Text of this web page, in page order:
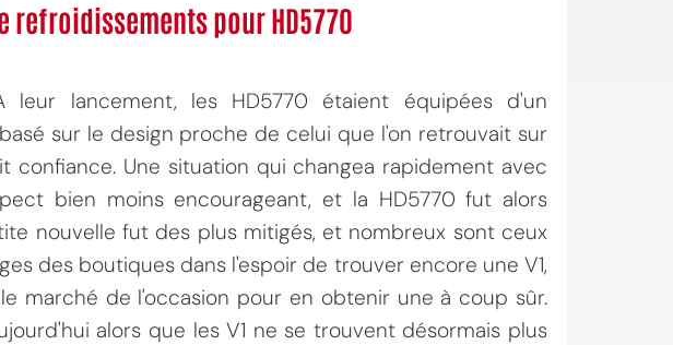
refroidissements pour HD5770
leur lancement, les HD5770 étaient équipées d'un
sur le design proche de celui que l'on retrouvait sur
confiance. Une situation qui changea rapidement avec
bien moins encourageant, et la HD5770 fut alors
nouvelle fut des plus mitigés, et nombreux sont ceux
des boutiques dans l'espoir de trouver encore une V1,
marché de l'occasion pour en obtenir une à coup sûr.
alors que les V1 ne se trouvent désormais plus